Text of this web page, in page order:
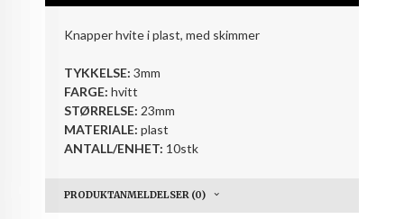
Knapper hvite i plast, med skimmer
TYKKELSE:3mm
FARGE:hvitt
STØRRELSE: 23mm
MATERIALE: plast
ANTALL/ENHET: 10stk
PRODUKTANMELDELSER (0)